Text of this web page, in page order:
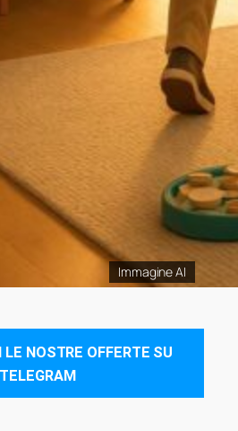
Immagine AI
LE NOSTRE OFFERTE SU
TELEGRAM